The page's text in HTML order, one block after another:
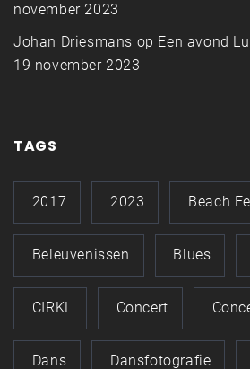
november 2023
Johan Driesmans op Een avond
19 november 2023
TAGS
2017 2023 Beach
Beleuvenissen Blues
CIRKL Concert
Dans Dansfotografie